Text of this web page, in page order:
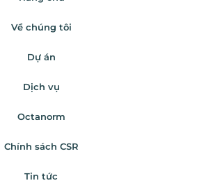
Về chúng tôi
Dự án
Dịch vụ
Octanorm
Chính sách CSR
Tin tức